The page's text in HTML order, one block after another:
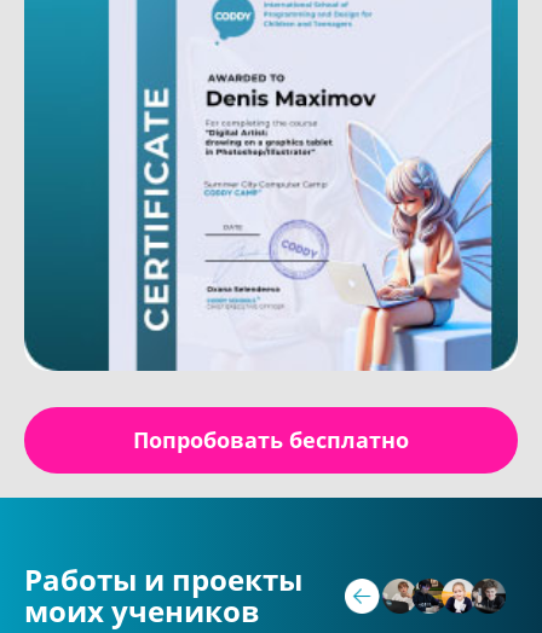
Попробовать бесплатно
Работы и проекты
моих учеников